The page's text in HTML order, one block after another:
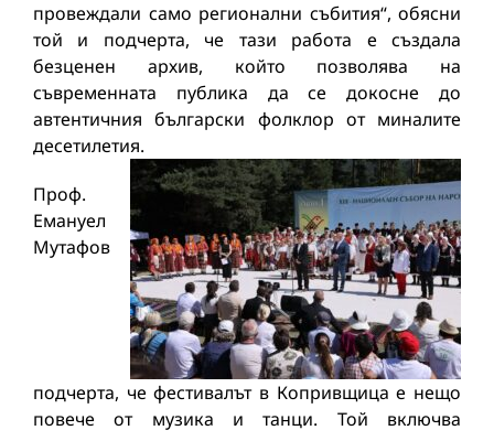
провеждали само регионални събития“, обясни
той и подчерта, че тази работа е създала
безценен архив, който позволява на
съвременната публика да се докосне до
автентичния български фолклор от миналите
десетилетия.
Проф.
Емануел
Мутафов
подчерта, че фестивалът в Копривщица е нещо
повече от музика и танци. Той включва